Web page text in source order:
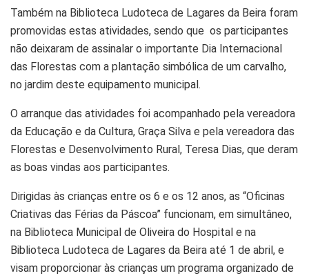
Também na Biblioteca Ludoteca de Lagares da Beira foram
promovidas estas atividades, sendo que os participantes
não deixaram de assinalar o importante Dia Internacional
das Florestas com a plantação simbólica de um carvalho,
no jardim deste equipamento municipal.
O arranque das atividades foi acompanhado pela vereadora
da Educação e da Cultura, Graça Silva e pela vereadora das
Florestas e Desenvolvimento Rural, Teresa Dias, que deram
as boas vindas aos participantes.
Dirigidas às crianças entre os 6 e os 12 anos, as “Oficinas
Criativas das Férias da Páscoa” funcionam, em simultâneo,
na Biblioteca Municipal de Oliveira do Hospital e na
Biblioteca Ludoteca de Lagares da Beira até 1 de abril, e
visam proporcionar às crianças um programa organizado de